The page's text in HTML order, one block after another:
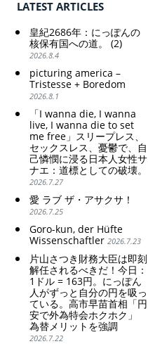
weak Yen makes the
Special Account happy" -
Emphasising the benefits
LATEST ARTICLES
皇紀2686年：にっぽんの
核保有国への道。 (2)
2026.8.4
picturing america –
Tristesse + Boredom
2026.8.1
「I wanna die, I wanna
live, I wanna die to set
me free」スリープレス、
セックスレス、憂鬱で、自
己憐憫に浸る日本人女性サ
ナエ：道標としての破壊。
2026.7.27
愛 ラブ ザ・アサクサ！
2026.7.25
Goro-kun, der Hüfte
Wissenschaftler 2026.7.23
片山さつき財務大臣は即刻
解任されるべきだ！今日：
1ドル = 163円。にっぽん
人がずっと自分の円を吸っ
ている。高市早苗首相「円
安で外為特会ホクホク」
為替メリットを強調
2026.7.22